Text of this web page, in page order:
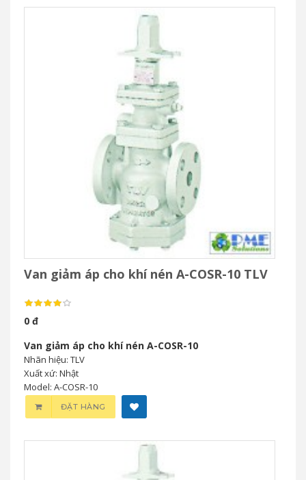
Van giảm áp cho khí nén A-COSR-10 TLV
0 đ
Van giảm áp cho khí nén A-COSR-10
Nhãn hiệu: TLV
Xuất xứ: Nhật
Model: A-COSR-10
ĐẶT HÀNG